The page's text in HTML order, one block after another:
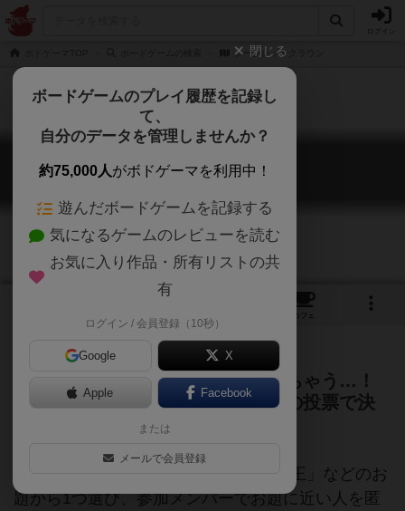
シークレットクラウン
シークレットクラウン
Secret crown
カフェ
誰が投票してくれたのか気になっちゃう…！
お題に最もふさわしい王様を秘密の投票で決
めるパーティーゲーム！
親は「腕枕王」「グルメ王」「優しさ王」などのお
題から1つ選び、参加メンバーでお題に近い人を匿
閉じる
ボードゲームのプレイ履歴を記録し
て、
自分のデータを管理しませんか？
約75,000人がボドゲーマを利用中！
遊んだボードゲームを記録する
気になるゲームのレビューを読む
お気に入り作品・所有リストの共
有
ログイン / 会員登録（10秒）
Google X
Apple Facebook
または
メールで会員登録